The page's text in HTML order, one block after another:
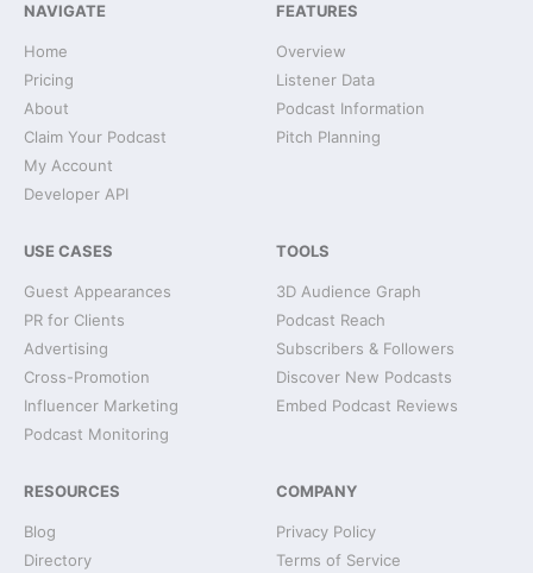
NAVIGATE
Home
Pricing
About
Claim Your Podcast
My Account
Developer API
FEATURES
Overview
Listener Data
Podcast Information
Pitch Planning
USE CASES
Guest Appearances
PR for Clients
Advertising
Cross-Promotion
Influencer Marketing
Podcast Monitoring
TOOLS
3D Audience Graph
Podcast Reach
Subscribers & Followers
Discover New Podcasts
Embed Podcast Reviews
RESOURCES
Blog
Directory
COMPANY
Privacy Policy
Terms of Service